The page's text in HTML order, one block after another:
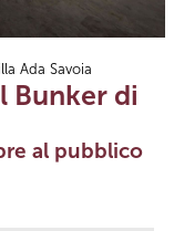
Ada Savoia
Bunker di
al pubblico